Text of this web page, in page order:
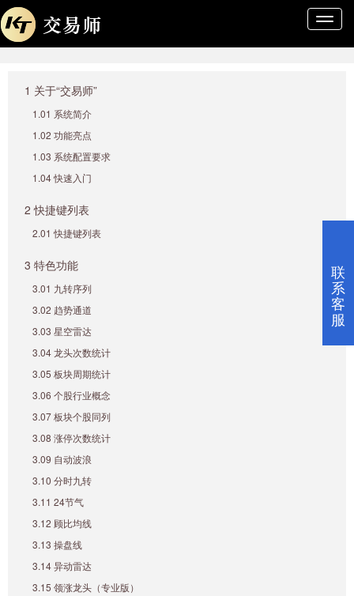
导
1 关于“交易师”
1.01 系统简介
1.02 功能亮点
1.03 系统配置要求
1.04 快速入门
2 快捷键列表
2.01 快捷键列表
3 特色功能
3.01 九转序列
3.02 趋势通道
3.03 星空雷达
3.04 龙头次数统计
3.05 板块周期统计
3.06 个股行业概念
3.07 板块个股同列
3.08 涨停次数统计
3.09 自动波浪
3.10 分时九转
3.11 24节气
3.12 顾比均线
3.13 操盘线
3.14 异动雷达
3.15 领涨龙头（专业版）
联
系
客
服